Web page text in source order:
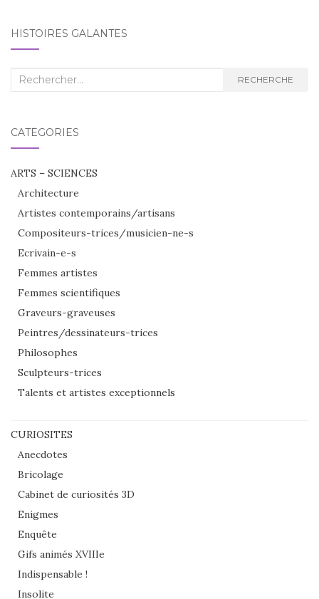
HISTOIRES GALANTES
Recherche
RECHERCHE
CATÉGORIES
ARTS – SCIENCES
Architecture
Artistes contemporains/artisans
Compositeurs-trices/musicien-ne-s
Ecrivain-e-s
Femmes artistes
Femmes scientifiques
Graveurs-graveuses
Peintres/dessinateurs-trices
Philosophes
Sculpteurs-trices
Talents et artistes exceptionnels
CURIOSITES
Anecdotes
Bricolage
Cabinet de curiosités 3D
Enigmes
Enquête
Gifs animés XVIIIe
Indispensable !
Insolite